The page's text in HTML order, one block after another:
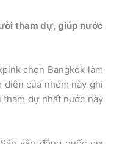
tham dự, giúp nước
chọn Bangkok làm
diễn của nhóm này ghi
dự nhất nước này